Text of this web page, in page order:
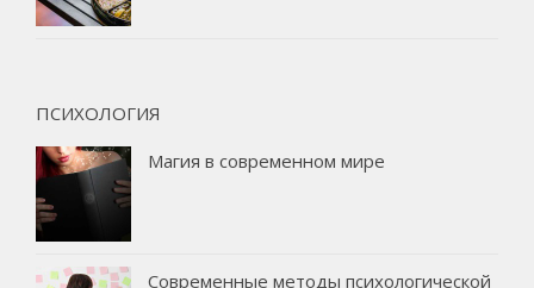
ПСИХОЛОГИЯ
Магия в современном мире
Современные методы психологической